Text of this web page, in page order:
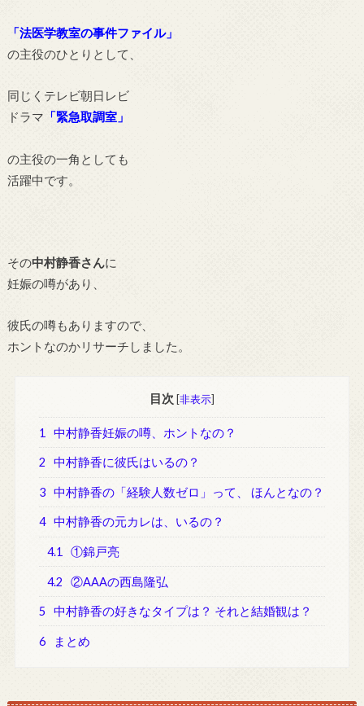
「法医学教室の事件ファイル」
の主役のひとりとして、
同じくテレビ朝日レビ
ドラマ 「緊急取調室」
の主役の一角としても
活躍中です。
その中村静香さんに
妊娠の噂があり、
彼氏の噂もありますので、
ホントなのかリサーチしました。
目次 [非表示]
1 中村静香妊娠の噂、ホントなの？
2 中村静香に彼氏はいるの？
3 中村静香の「経験人数ゼロ」って、 ほんとなの？
4 中村静香の元カレは、いるの？
4.1 ①錦戸亮
4.2 ②AAAの西島隆弘
5 中村静香の好きなタイプは？ それと結婚観は？
6 まとめ